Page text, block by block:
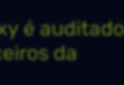
é
da